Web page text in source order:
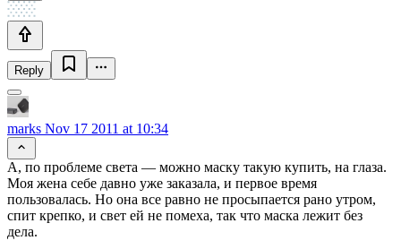
Reply
marks Nov 17 2011 at 10:34
А, по проблеме света — можно маску такую купить, на глаза.
Моя жена себе давно уже заказала, и первое время
пользовалась. Но она все равно не просыпается рано утром,
спит крепко, и свет ей не помеха, так что маска лежит без
дела.